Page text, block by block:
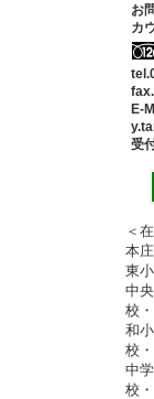
お
カ
E-
受
＜
本
東
中
校
和
校
中
校